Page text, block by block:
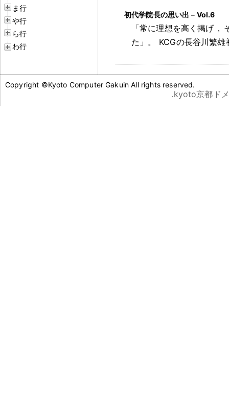
ま行
や行
ら行
わ行
初代学院長の思い出－Vol.6
「常に理想を高く掲げ ，
た」 。 KCGの長谷川繁
Copyright ©Kyoto Computer Gakuin All rights reserved.
.kyoto京都ド